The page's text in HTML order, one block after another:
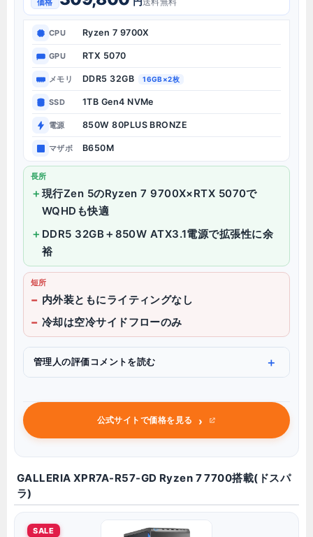
価格
CPU Ryzen 7 9700X
GPU RTX 5070
メモリ DDR5 32GB 16GB×2枚
SSD 1TB Gen4 NVMe
電源 850W 80PLUS BRONZE
マザボ B650M
長所
現行Zen 5のRyzen 7 9700X×RTX 5070で
WQHDも快適
DDR5 32GB＋850W ATX3.1電源で拡張性に余
裕
短所
内外装ともにライティングなし
冷却は空冷サイドフローのみ
管理人の評価コメントを読む
公式サイトで価格を見る ›
GALLERIA XPR7A-R57-GD Ryzen 7 7700搭載(ドスパ
ラ)
SALE